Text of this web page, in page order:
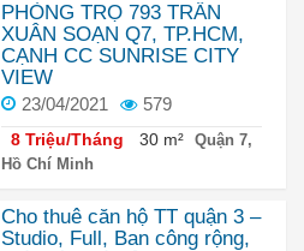
PHÒNG TRỌ 793 TRẦN
XUÂN SOẠN Q7, TP.HCM,
CẠNH CC SUNRISE CITY
VIEW
23/04/2021 579
8 Triệu/Tháng 30 m²
Quận 7,
Hồ Chí Minh
Cho thuê căn hộ TT quận 3 –
Studio, Full, Ban công rộng,